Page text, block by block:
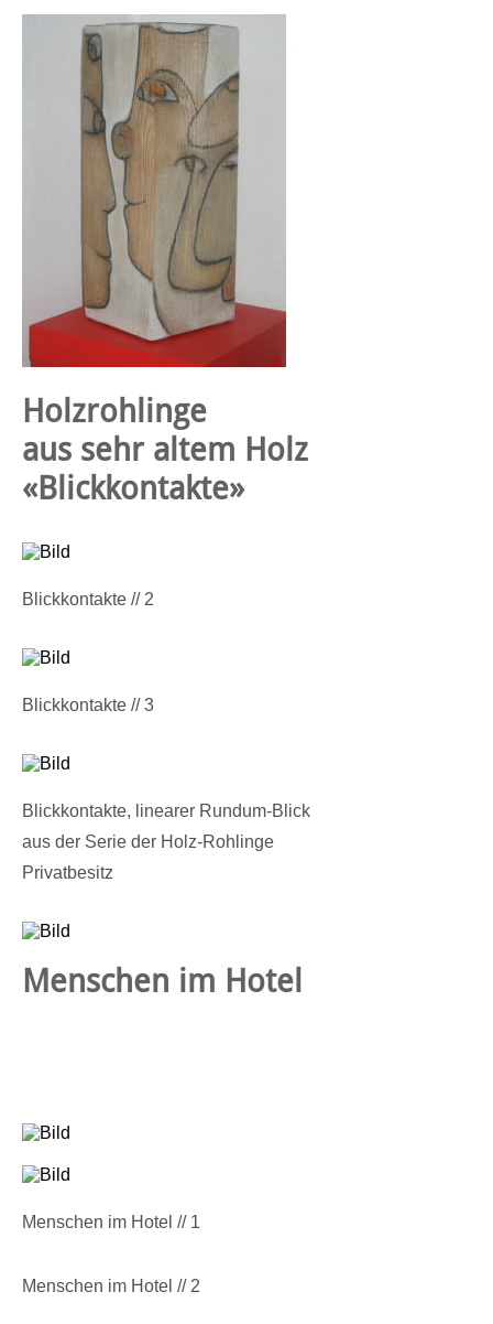
Holzrohlinge
aus sehr altem Holz
«Blickkontakte»
Blickkontakte // 2
Blickkontakte // 3
Blickkontakte, linearer Rundum-Blick
aus der Serie der Holz-Rohlinge
​Privatbesitz
Menschen im Hotel
Menschen im Hotel // 1
Menschen im Hotel // 2